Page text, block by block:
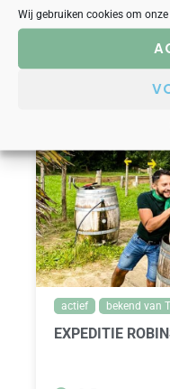
Wij gebruiken cookies om
29.50,- vanaf
actief bekend van
EXPEDITIE